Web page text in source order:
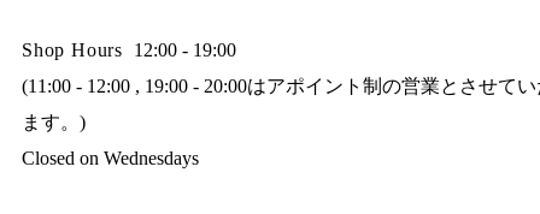
Shop Hours
12:00 - 19:00
(11:00 - 12:00 , 19:00 - 20:00はアポイント制の営業とさせて
ます。)
Closed on Wednesdays​